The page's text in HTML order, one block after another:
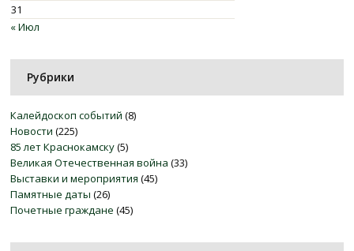
31
« Июл
Рубрики
Калейдоскоп событий (8)
Новости (225)
85 лет Краснокамску(5)
Великая Отечественная война (33)
Выставки и мероприятия (45)
Памятные даты (26)
Почетные граждане (45)